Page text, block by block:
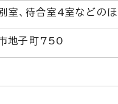
、待合室4室などのほ
地子町750